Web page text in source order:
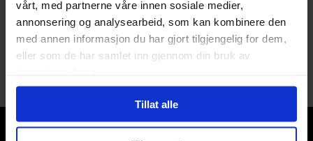
vårt, med partnerne våre innen sosiale medier,
annonsering og analysearbeid, som kan kombinere den
med annen informasjon du har gjort tilgjengelig for dem,
eller som de har samlet inn gjennom din bruk av
Tillat alle
Paperback · Engelsk
Paperback · Engelsk
1